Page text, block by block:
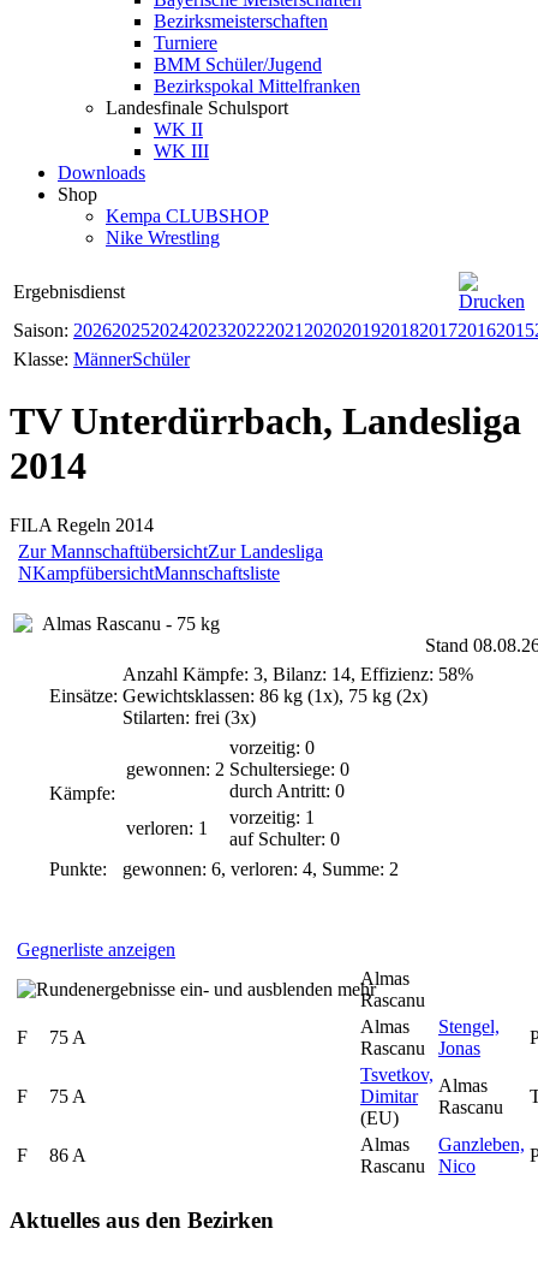
Bezirksmeisterschaften
Turniere
BMM Schüler/Jugend
Bezirkspokal Mittelfranken
Landesfinale Schulsport
WK II
WK III
Downloads
Shop
Kempa CLUBSHOP
Nike Wrestling
Ergebnisdienst
Saison: 202620252024202320222021 202020192018201720162015
Klasse: MännerSchüler
TV Unterdürrbach, Landesliga
2014
FILA Regeln 2014
Zur MannschaftübersichtZur Landesliga
NKampfübersichtMannschaftsliste
Almas Rascanu - 75 kg
Stand
Einsätze:
Anzahl Kämpfe: 3, Bilanz: 14, Effizienz: 58%
Gewichtsklassen: 86 kg (1x), 75 kg (2x)
Stilarten: frei (3x)
Kämpfe:
gewonnen: 2
vorzeitig: 0
Schultersiege: 0
durch Antritt: 0
verloren: 1
vorzeitig: 1
auf Schulter: 0
Punkte:
gewonnen: 6, verloren: 4, Summe: 2
Gegnerliste anzeigen
mehr
Almas
Rascanu
F
75 A
Almas
Rascanu
Stengel,
Jonas
F 75 A
Tsvetkov,
Dimitar
(EU)
Almas
Rascanu
F 86 A
Almas
Rascanu
Ganzleben,
Nico
Aktuelles aus den Bezirken